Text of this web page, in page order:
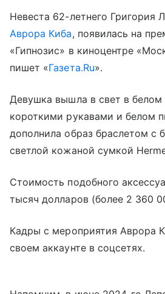
Невеста 62-летнего Григория
Аврора Киба, появилась на
«Гипнозис» в киноцентре
пишет «Газета.Ru».
Девушка вышла в свет в белом
короткими рукавами и белом
дополнила образ браслетом с
светлой кожаной сумкой
Стоимость подобного
тысяч долларов (более 2 360
Кадры с мероприятия Аврора
своем аккаунте в соцсетях.